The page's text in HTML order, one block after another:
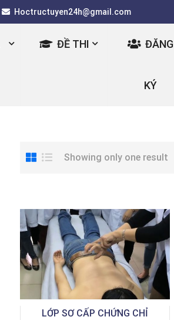
Hoctructuyen24h@gmail.com
ĐỀ THI ĐĂNG
KÝ
Showing only one result
LỚP SƠ CẤP CHỨNG CHỈ